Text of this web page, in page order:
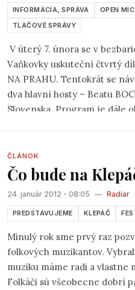
obvykle známi, hoci sám
o ktorých netuším kto ich
INFORMÁCIA, SPRÁVA OPEN
TLAČOVÉ SPRÁVY
V úterý 7. února se v
Vaňkovky uskuteční čtvrtý
NA PRAHU. Tentokrát se
dva hlavní hosty – Beatu
Slovenska. Program je dále
interpretů je důkazem toho,
v Brně chyběla, “ uvažuje
Machát. „Atmosféra
všechny přítomné. A aby ne!
mezi diváky, v pravé ruce
ČLÁNOK
Čo bude na
24. január 2012 - 08:05 — Radiar
PREDSTAVUJEME KLEPÁČ
Minulý rok sme prvý raz
folkových muzikantov.
muziku máme radi a vlastne
Folkáči sú všeobecne dobrí